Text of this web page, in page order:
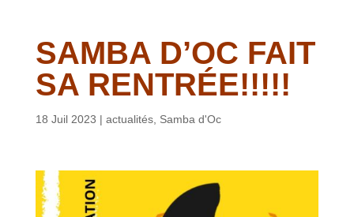
SAMBA D’OC FAIT
SA RENTRÉE!!!!!
18 Juil 2023 | actualités, Samba d'Oc